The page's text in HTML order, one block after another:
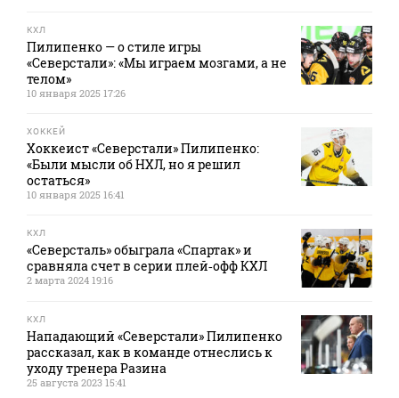
КХЛ
Пилипенко — о стиле игры
«Северстали»: «Мы играем мозгами, а не
телом»
10 января 2025 17:26
ХОККЕЙ
Хоккеист «Северстали» Пилипенко:
«Были мысли об НХЛ, но я решил
остаться»
10 января 2025 16:41
КХЛ
«Северсталь» обыграла «Спартак» и
сравняла счет в серии плей‑офф КХЛ
2 марта 2024 19:16
КХЛ
Нападающий «Северстали» Пилипенко
рассказал, как в команде отнеслись к
уходу тренера Разина
25 августа 2023 15:41